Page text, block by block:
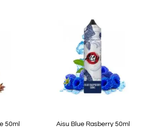
50ml
Aisu Blue Rasberry 50ml